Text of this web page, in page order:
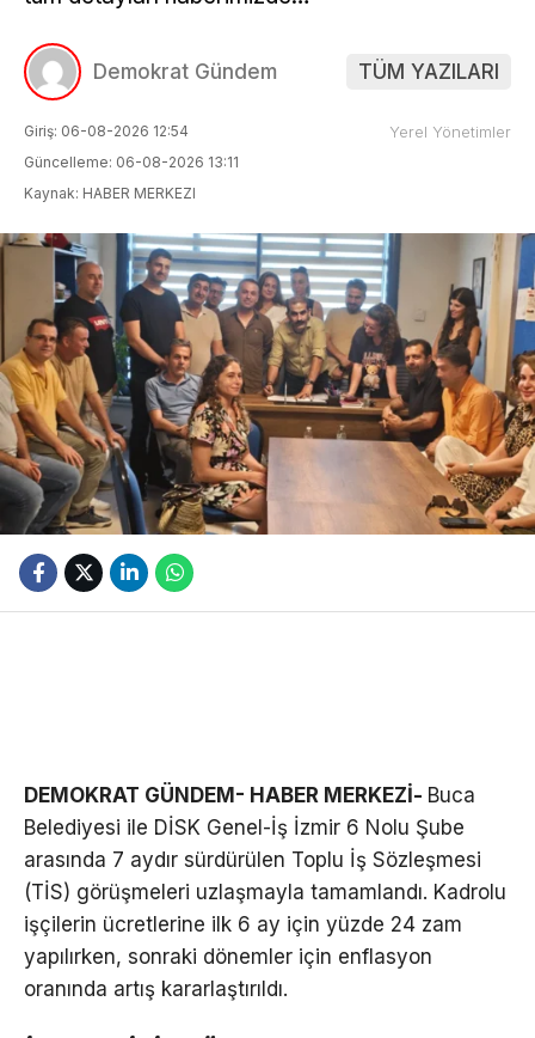
Demokrat Gündem TÜM YAZILARI
Giriş: 06-08-2026 12:54
Güncelleme: 06-08-2026 13:11
Kaynak: HABER MERKEZI
Yerel Yönetimler
DEMOKRAT GÜNDEM- HABER MERKEZİ- Buca
Belediyesi ile DİSK Genel-İş İzmir 6 Nolu Şube
arasında 7 aydır sürdürülen Toplu İş Sözleşmesi
(TİS) görüşmeleri uzlaşmayla tamamlandı. Kadrolu
işçilerin ücretlerine ilk 6 ay için yüzde 24 zam
yapılırken, sonraki dönemler için enflasyon
oranında artış kararlaştırıldı.